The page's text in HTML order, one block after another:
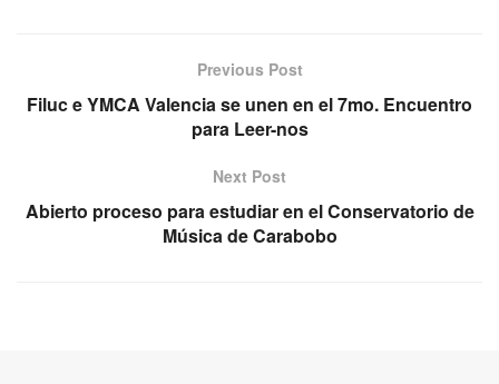
Previous Post
Filuc e YMCA Valencia se unen en el 7mo. Encuentro
para Leer-nos
Next Post
Abierto proceso para estudiar en el Conservatorio de
Música de Carabobo